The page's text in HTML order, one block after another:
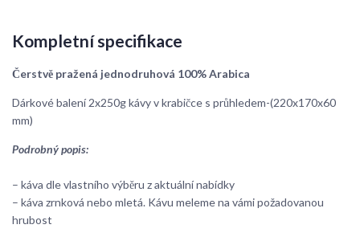
Kompletní specifikace
Čerstvě pražená jednodruhová 100% Arabica
Dárkové balení 2x250g kávy v krabičce s průhledem-(220x170x60
mm)
Podrobný popis:
– káva dle vlastního výběru z aktuální nabídky
– káva zrnková nebo mletá. Kávu meleme na vámi požadovanou
hrubost